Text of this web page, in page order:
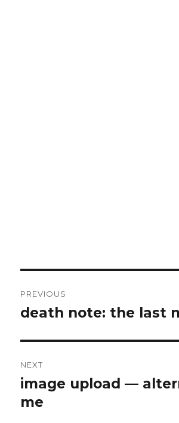
navigation
PREVIOUS
Previous
death note: the last
NEXT
Next
post:
image upload —
me